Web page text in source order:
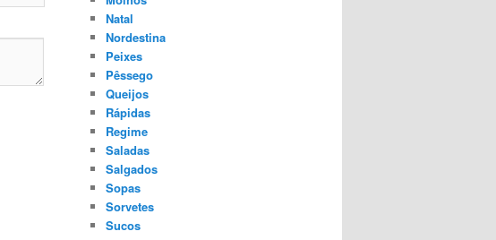
Natal
Nordestina
Peixes
Pêssego
Queijos
Rápidas
Regime
Saladas
Salgados
Sopas
Sorvetes
Sucos